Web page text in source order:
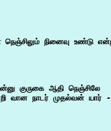
நினைவு உண்டு
குருகை ஆதி நெஞ்சிலே
வான நாடர் முதல்வன் யார் -